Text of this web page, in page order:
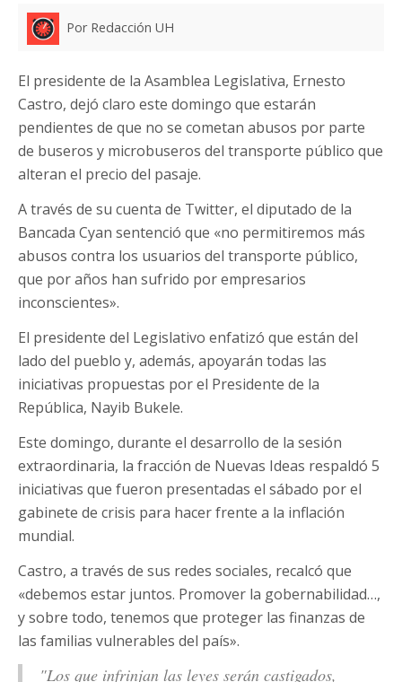
Por Redacción UH
El presidente de la Asamblea Legislativa, Ernesto
Castro, dejó claro este domingo que estarán
pendientes de que no se cometan abusos por parte
de buseros y microbuseros del transporte público que
alteran el precio del pasaje.
A través de su cuenta de Twitter, el diputado de la
Bancada Cyan sentenció que «no permitiremos más
abusos contra los usuarios del transporte público,
que por años han sufrido por empresarios
inconscientes».
El presidente del Legislativo enfatizó que están del
lado del pueblo y, además, apoyarán todas las
iniciativas propuestas por el Presidente de la
República, Nayib Bukele.
Este domingo, durante el desarrollo de la sesión
extraordinaria, la fracción de Nuevas Ideas respaldó 5
iniciativas que fueron presentadas el sábado por el
gabinete de crisis para hacer frente a la inflación
mundial.
Castro, a través de sus redes sociales, recalcó que
«debemos estar juntos. Promover la gobernabilidad…,
y sobre todo, tenemos que proteger las finanzas de
las familias vulnerables del país».
"Los que infrinjan las leyes serán castigados,